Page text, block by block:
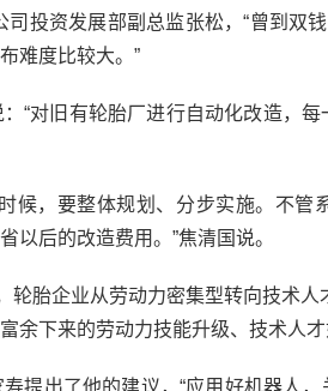
投资发展部副总监张松，“曾到双
难度比较大。”
对旧有轮胎厂进行自动化改造，每
，要整体规划、分步实施。不管
以后的改造费用。”焦清国说。
胎企业从劳动力密集型转向技术人
下来的劳动力技能升级、技术人
出了他的建议，“应用好机器人，